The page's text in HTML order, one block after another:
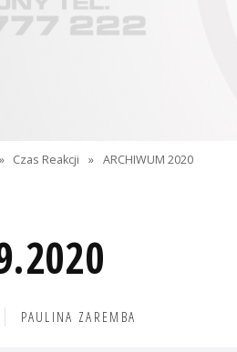
» Czas Reakcji » ARCHIWUM 2020
PAULINA ZAREMBA